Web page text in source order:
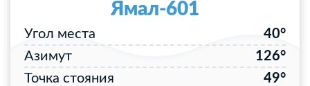
Ямал-601
Угол места
40°
Азимут
126°
Точка стояния
49°